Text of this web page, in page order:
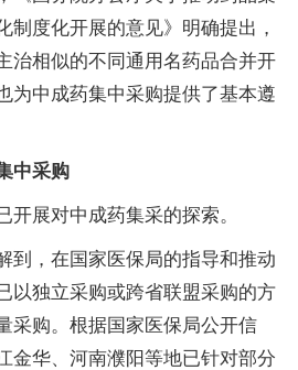
制度化开展的意见》明确提出，
治相似的不同通用名药品合并开
为中成药集中采购提供了基本遵
中采购
开展对中成药集采的探索。
到，在国家医保局的指导和推动
以独立采购或跨省联盟采购的方
采购。根据国家医保局公开信
金华、河南濮阳等地已针对部分